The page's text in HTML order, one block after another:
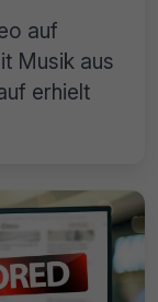
auf
Musik aus
erhielt